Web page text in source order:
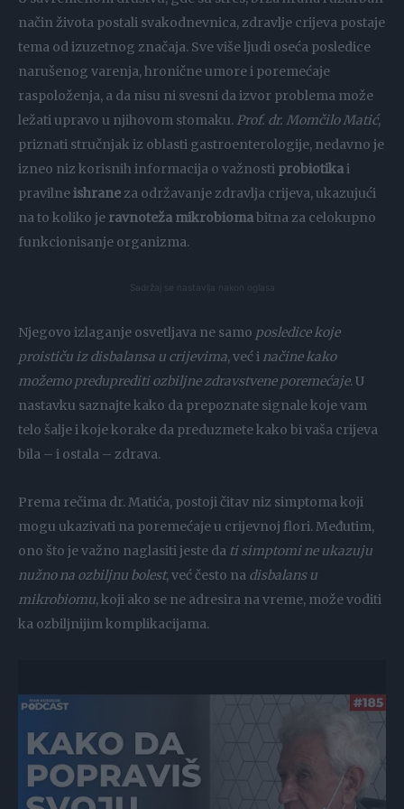
način života postali svakodnevnica, zdravlje crijeva postaje
tema od izuzetnog značaja. Sve više ljudi oseća posledice
narušenog varenja, hronične umore i poremećaje
raspoloženja, a da nisu ni svesni da izvor problema može
ležati upravo u njihovom stomaku. Prof. dr. Momčilo Matić,
priznati stručnjak iz oblasti gastroenterologije, nedavno je
izneo niz korisnih informacija o važnosti probiotikai
pravilneishrane za održavanje zdravlja crijeva, ukazujući
na to koliko je ravnoteža mikrobiomabitna za celokupno
funkcionisanje organizma.
Njegovo izlaganje osvetljava ne samo posledice koje
proističu iz disbalansa u crijevima, već i načine kako
možemo preduprediti ozbiljne zdravstvene poremećaje. U
nastavku saznajte kako da prepoznate signale koje vam
telo šalje i koje korake da preduzmete kako bi vaša crijeva
bila – i ostala – zdrava.
Prema rečima dr. Matića, postoji čitav niz simptoma koji
mogu ukazivati na poremećaje u crijevnoj flori. Međutim,
ono što je važno naglasiti jeste da ti simptomi ne ukazuju
nužno na ozbiljnu bolest, već često na disbalans u
mikrobiomu, koji ako se ne adresira na vreme, može voditi
ka ozbiljnijim komplikacijama.